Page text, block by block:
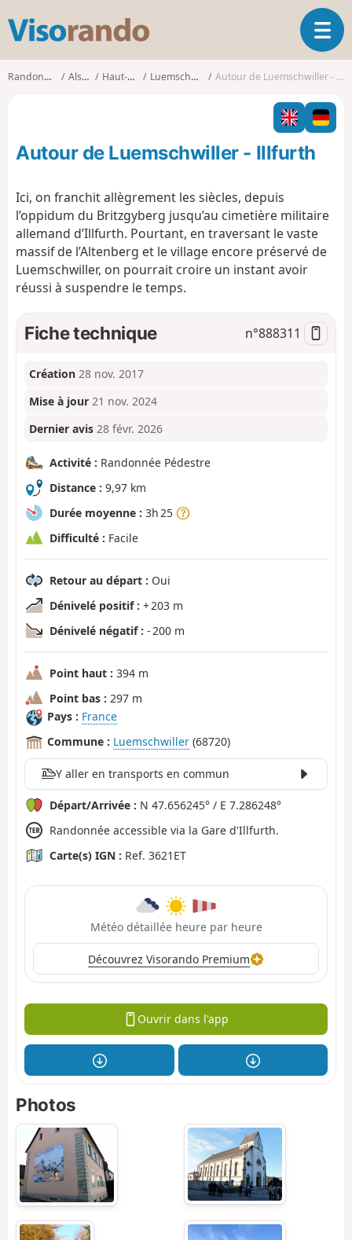
s
o
o
O
u
i
r
l
i
a
n
Randonnées Alsace Haut-Rhin Luemschwiller Autour de Luemschwiller - Illfurth
Autour de Luemschwiller - Illfurth
Ici, on franchit allègrement les siècles, depuis
l’oppidum du Britzgyberg jusqu’au cimetière militaire
allemand d’Illfurth. Pourtant, en traversant le vaste
massif de l’Altenberg et le village encore préservé de
Luemschwiller, on pourrait croire un instant avoir
réussi à suspendre le temps.
Fiche technique n°888311
Création 28 nov. 2017
Mise à jour 21 nov. 2024
Dernier avis 28 févr. 2026
Activité : Randonnée Pédestre
Distance : 9,97 km
Durée moyenne : 3h 25
Difficulté : Facile
Retour au départ : Oui
Dénivelé positif : + 203 m
Dénivelé négatif : - 200 m
Point haut : 394 m
Point bas : 297 m
Pays : France
Commune : Luemschwiller (68720)
Y aller en transports en commun
Départ/Arrivée : N 47.656245° / E 7.286248°
Randonnée accessible via la Gare d'Illfurth.
Carte(s) IGN : Ref. 3621ET
Météo détaillée heure par heure
Découvrez Visorando Premium
Ouvrir dans l'app
Photos